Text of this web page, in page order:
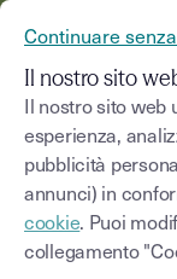
Continuare
Il nostro sito
Il nostro sito web
esperienza,
pubblicità
annunci) in
cookie. Puoi
collegamento